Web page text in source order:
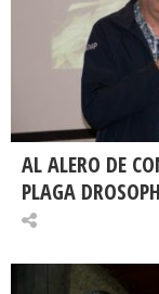
AL ALERO DE
PLAGA